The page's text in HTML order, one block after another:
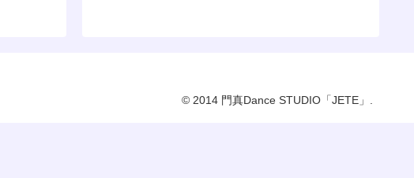
© 2014 門真Dance STUDIO「JETE」.